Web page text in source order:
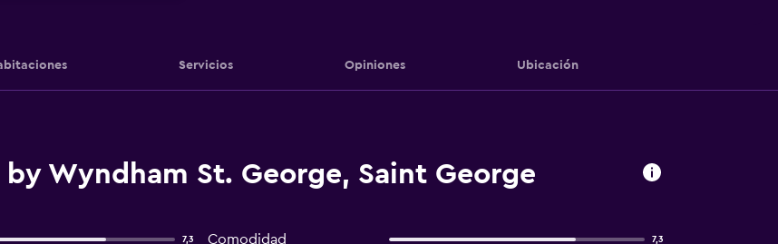
Servicios Opiniones Ubicación
Wyndham St. George, Saint George
7,3 Comodidad 7,3